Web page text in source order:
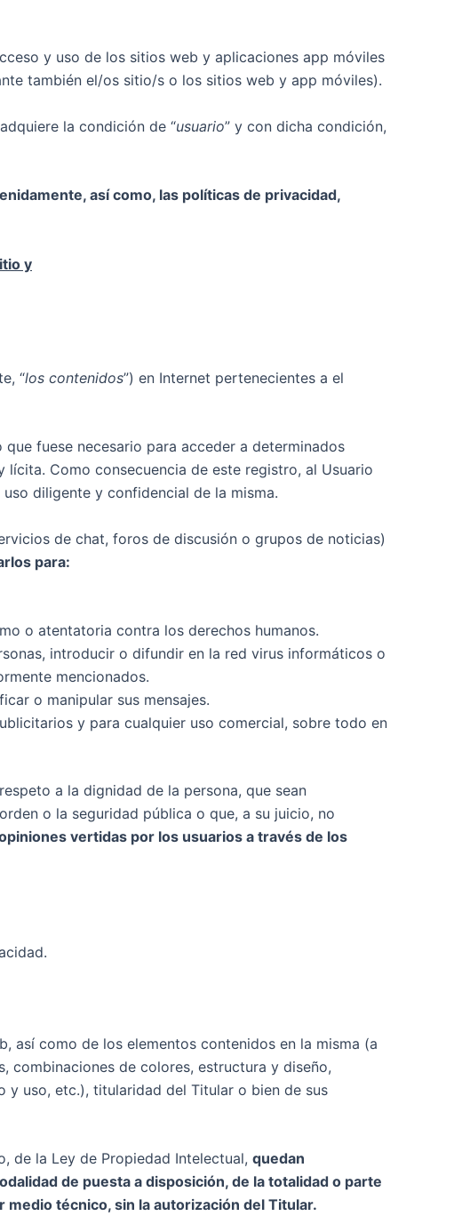
y uso de los sitios web y aplicaciones app móviles
también el/os sitio/s o los sitios web y app móviles).
la condición de “usuario” y con dicha condición,
así como, las políticas de privacidad,
y
“los contenidos”) en Internet pertenecientes a el
fuese necesario para acceder a determinados
Como consecuencia de este registro, al Usuario
diligente y confidencial de la misma.
de chat, foros de discusión o grupos de noticias)
para:
o atentatoria contra los derechos humanos.
introducir o difundir en la red virus informáticos o
mencionados.
o manipular sus mensajes.
y para cualquier uso comercial, sobre todo en
a la dignidad de la persona, que sean
o la seguridad pública o que, a su juicio, no
vertidas por los usuarios a través de los
así como de los elementos contenidos en la misma (a
de colores, estructura y diseño,
y uso, etc.), titularidad del Titular o bien de sus
de la Ley de Propiedad Intelectual, quedan
de puesta a disposición, de la totalidad o parte
técnico, sin la autorización del Titular.